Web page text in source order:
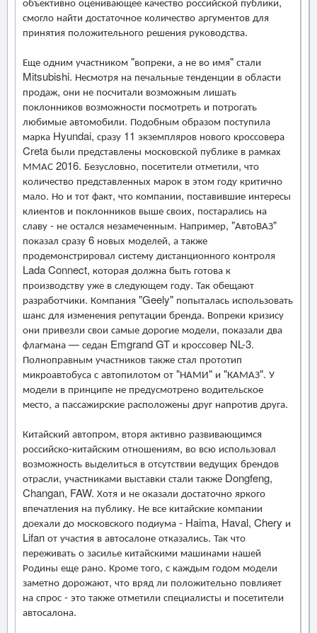
смогло найти достаточное количество аргументов для
принятия положительного решения руководства.
Еще одним участником "вопреки, а не во имя" стали
Mitsubishi. Несмотря на печальные тенденции в области
продаж, они не посчитали возможным лишать
поклонников возможности посмотреть и потрогать
любимые автомобили. Подобным образом поступила
марка Hyundai, сразу 11 экземпляров нового кроссовера
Creta были представлены московской публике в рамках
ММАС 2016. Безусловно, посетители отметили, что
количество представленных марок в этом году критично
мало. Но и тот факт, что компании, поставившие интересы
клиентов и поклонников выше своих, постарались на
славу - не остался незамеченным. Например, "АвтоВАЗ"
показал сразу 6 новых моделей, а также
продемонстрировал систему дистанционного контроля
Lada Connect, которая должна быть готова к
производству уже в следующем году. Так обещают
разработчики. Компания "Geely" попыталась использовать
шанс для изменения репутации бренда. Вопреки кризису
они привезли свои самые дорогие модели, показали два
флагмана — седан Emgrand GT и кроссовер NL-3.
Полноправным участников также стал прототип
микроавтобуса с автопилотом от "НАМИ" и "КАМАЗ". У
модели в принципе не предусмотрено водительское
место, а пассажирские расположены друг напротив друга.
Китайский автопром, вторя активно развивающимся
российско-китайским отношениям, во всю использовал
возможность выделиться в отсутствии ведущих брендов
отрасли, участниками выставки стали также Dongfeng,
Changan, FAW. Хотя и не оказали достаточно яркого
впечатления на публику. Не все китайские компании
доехали до московского подиума - Haima, Haval, Chery и
Lifan от участия в автосалоне отказались. Так что
переживать о засилье китайскими машинами нашей
Родины еще рано. Кроме того, с каждым годом модели
заметно дорожают, что вряд ли положительно повлияет
на спрос - это также отметили специалисты и посетители
автосалона.